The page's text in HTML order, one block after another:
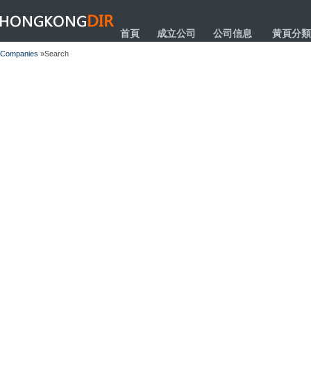
HONGKONGDIR
首頁 成立公司 公司信息 黃頁分類
Companies »Search